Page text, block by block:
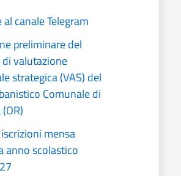
canale Telegram
preliminare del
di valutazione
strategica (VAS) del
Comunale di
mensa
anno scolastico